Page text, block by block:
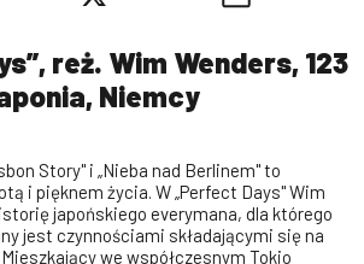
reż. Wim Wenders, 123
Niemcy
Story" i „Nieba nad Berlinem" to
i pięknem życia. W „Perfect Days" Wim
japońskiego everymana, dla którego
jest czynnościami składającymi się na
we współczesnym Tokio